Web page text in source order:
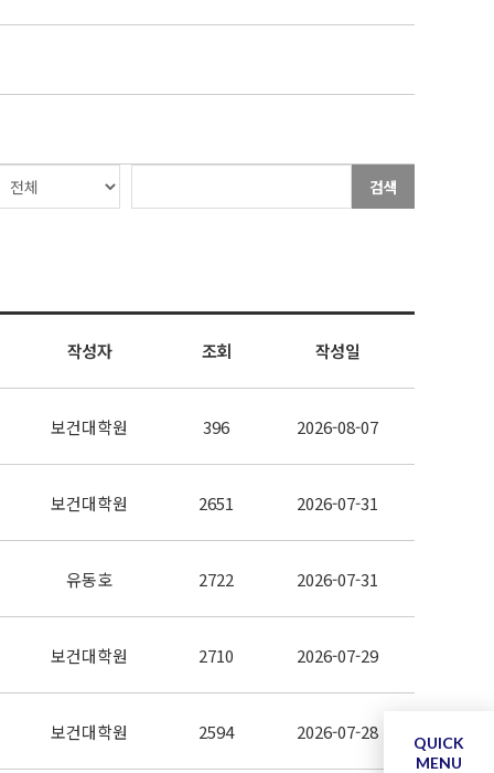
검색
작성자 조회 작성일
보건대학원 396 2026-08-07
보건대학원 2651 2026-07-31
유동호 2722 2026-07-31
보건대학원 2710 2026-07-29
보건대학원 2594 2026-07-28
QUICK
MENU